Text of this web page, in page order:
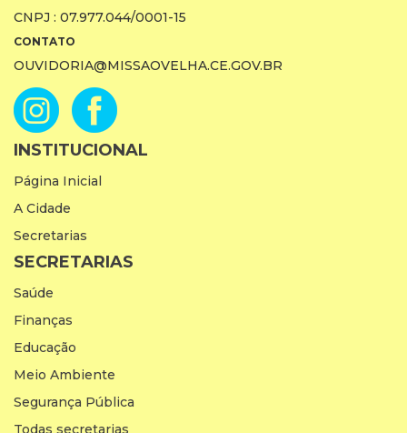
CNPJ : 07.977.044/0001-15
CONTATO
OUVIDORIA@MISSAOVELHA.CE.GOV.BR
INSTITUCIONAL
Página Inicial
A Cidade
Secretarias
SECRETARIAS
Saúde
Finanças
Educação
Meio Ambiente
Segurança Pública
Todas secretarias